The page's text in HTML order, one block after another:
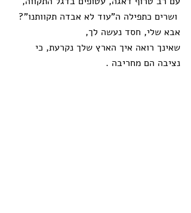
אבא שלי, חסד נעשה לך,
שאינך רואה איך הארץ שלך נקרעת, כי
נציבה הם מחריבה .